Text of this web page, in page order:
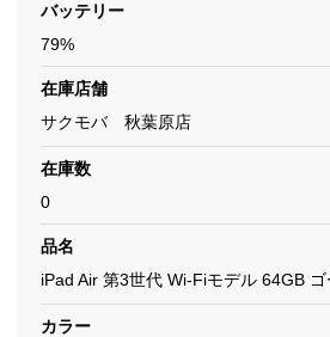
バッテリー
79%
在庫店舗
サクモバ 秋葉原店
在庫数
0
品名
iPad Air 第3世代 Wi-Fiモデル 64GB
カラー